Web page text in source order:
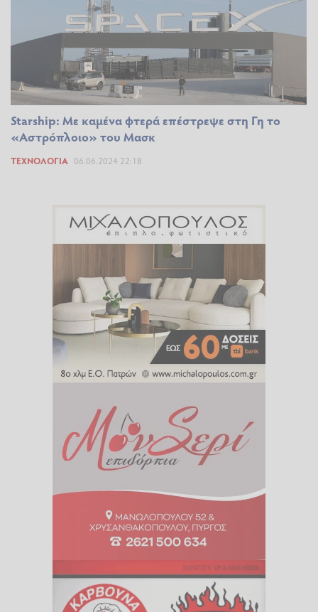
Starship: Με καμένα φτερά επέστρεψε στη Γη το
«Αστρόπλοιο» του Μασκ
ΤΕΧΝΟΛΟΓΊΑ 06.06.2024 22:18